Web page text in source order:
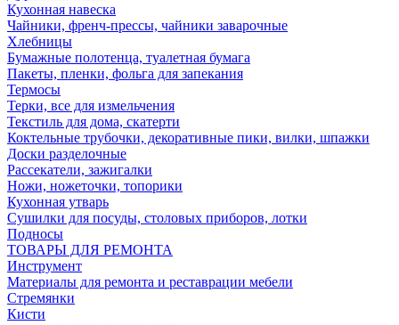
Кухонная навеска
Чайники, френч-прессы, чайники заварочные
Хлебницы
Бумажные полотенца, туалетная бумага
Пакеты, пленки, фольга для запекания
Термосы
Терки, все для измельчения
Текстиль для дома, скатерти
Коктельные трубочки, декоративные пики, вилки, шпажки
Доски разделочные
Рассекатели, зажигалки
Ножи, ножеточки, топорики
Кухонная утварь
Сушилки для посуды, столовых приборов, лотки
Подносы
ТОВАРЫ ДЛЯ РЕМОНТА
Инструмент
Материалы для ремонта и реставрации мебели
Стремянки
Кисти